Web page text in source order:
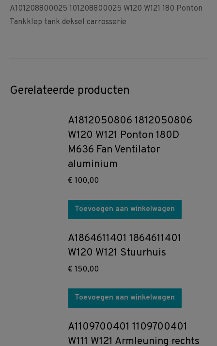
A101208800025 101208800025 W120 W121 180 Ponton
Tankklep tank deksel carrosserie
Gerelateerde producten
A1812050806 1812050806
W120 W121 Ponton 180D
M636 Fan Ventilator
aluminium
€ 100,00
Toevoegen aan winkelwagen
A1864611401 1864611401
W120 W121 Stuurhuis
€ 150,00
Toevoegen aan winkelwagen
A1109700401 1109700401
W111 W121 Armleuning rechts